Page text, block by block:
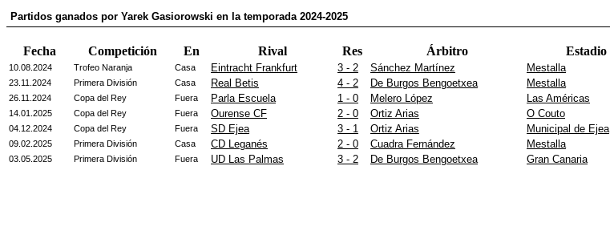
Partidos ganados por Yarek Gasiorowski en la temporada 2024-2025
Fecha Competición En Rival Res Árbitro Estadio
10.08.2024 Trofeo Naranja Casa Eintracht Frankfurt 3 - 2 Sánchez Martínez Mestalla
23.11.2024 Primera División Casa Real Betis 4 - 2 De Burgos Bengoetxea Mestalla
26.11.2024 Copa del Rey Fuera Parla Escuela 1 - 0 Melero López Las Américas
14.01.2025 Copa del Rey Fuera Ourense CF 2 - 0 Ortiz Arias O Couto
04.12.2024 Copa del Rey Fuera SD Ejea 3 - 1 Ortiz Arias Municipal de Ejea
09.02.2025 Primera División Casa CD Leganés 2 - 0 Cuadra Fernández Mestalla
03.05.2025 Primera División Fuera UD Las Palmas 3 - 2 De Burgos Bengoetxea Gran Canaria